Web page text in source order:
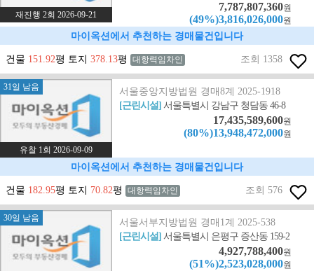
재진행 2회 2026-09-21
7,787,807,360원
(49%)3,816,026,000원
마이옥션에서 추천하는 경매물건입니다
건물 151.92평 토지 378.13평 대항력임차인 조회 1358
31일 남음
유찰 1회 2026-09-09
서울중앙지방법원 경매8계 2025-1918
[근린시설]서울특별시 강남구 청담동 46-8
17,435,589,600원
(80%)13,948,472,000원
마이옥션에서 추천하는 경매물건입니다
건물 182.95평 토지 70.82평 대항력임차인 조회 576
30일 남음
서울서부지방법원 경매1계 2025-538
[근린시설]서울특별시 은평구 증산동 159-2
4,927,788,400원
(51%)2,523,028,000원